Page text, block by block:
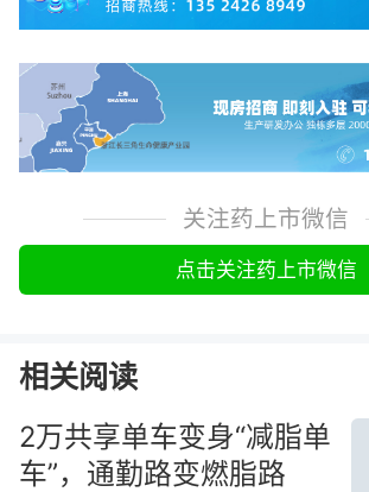
关注药上市微信
点击关注药上市微信
相关阅读
2万共享单车变身“减脂单
车”，通勤路变燃脂路